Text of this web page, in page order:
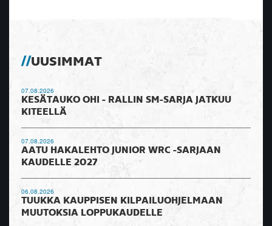
UUSIMMAT
07.08.2026
KESÄTAUKO OHI - RALLIN SM-SARJA JATKUU
KITEELLÄ
07.08.2026
AATU HAKALEHTO JUNIOR WRC -SARJAAN
KAUDELLE 2027
06.08.2026
TUUKKA KAUPPISEN KILPAILUOHJELMAAN
MUUTOKSIA LOPPUKAUDELLE